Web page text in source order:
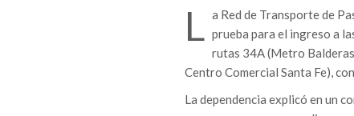
L a Red de Transporte de
prueba para el ingreso a
rutas 34A (Metro
Centro Comercial Santa Fe),
La dependencia explicó en un